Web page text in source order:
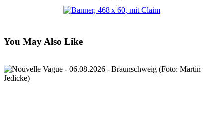
You May Also Like